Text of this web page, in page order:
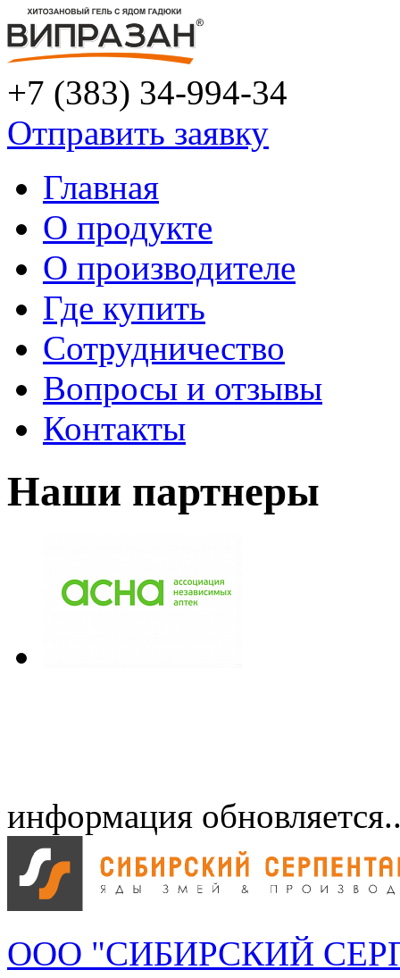
+7 (383) 34-994-34
Отправить заявку
Главная
О продукте
О производителе
Где купить
Сотрудничество
Вопросы и отзывы
Контакты
Наши партнеры
информация
ООО "СИБИРСКИЙ